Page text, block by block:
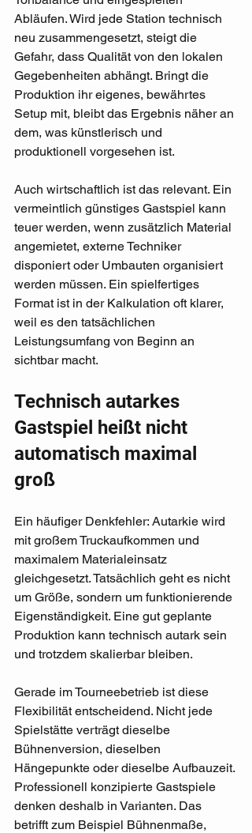
Abläufen. Wird jede Station technisch
neu zusammengesetzt, steigt die
Gefahr, dass Qualität von den lokalen
Gegebenheiten abhängt. Bringt die
Produktion ihr eigenes, bewährtes
Setup mit, bleibt das Ergebnis näher an
dem, was künstlerisch und
produktionell vorgesehen ist.
Auch wirtschaftlich ist das relevant. Ein
vermeintlich günstiges Gastspiel kann
teuer werden, wenn zusätzlich Material
angemietet, externe Techniker
disponiert oder Umbauten organisiert
werden müssen. Ein spielfertiges
Format ist in der Kalkulation oft klarer,
weil es den tatsächlichen
Leistungsumfang von Beginn an
sichtbar macht.
Technisch autarkes
Gastspiel heißt nicht
automatisch maximal
groß
Ein häufiger Denkfehler: Autarkie wird
mit großem Truckaufkommen und
maximalem Materialeinsatz
gleichgesetzt. Tatsächlich geht es nicht
um Größe, sondern um funktionierende
Eigenständigkeit. Eine gut geplante
Produktion kann technisch autark sein
und trotzdem skalierbar bleiben.
Gerade im Tourneebetrieb ist diese
Flexibilität entscheidend. Nicht jede
Spielstätte verträgt dieselbe
Bühnenversion, dieselben
Hängepunkte oder dieselbe Aufbauzeit.
Professionell konzipierte Gastspiele
denken deshalb in Varianten. Das
betrifft zum Beispiel Bühnenmaße,